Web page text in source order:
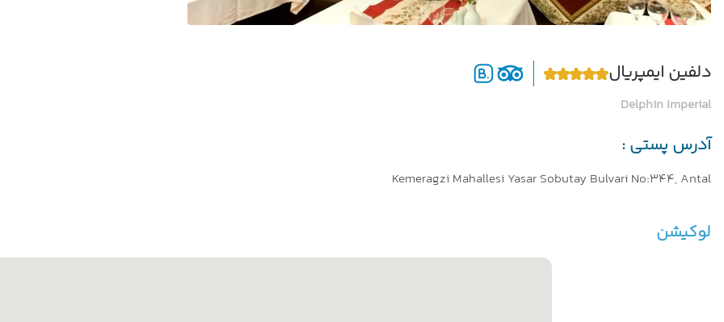
دلفین ایمپریال
Delphin Imperial
آدرس پستی :
Kemeragzi Mahallesi Yasar Sobutay Bulvari No:344, Antal
لوکیشن